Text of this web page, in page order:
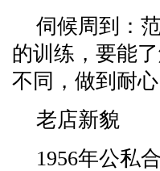
伺候周到：
的训练，要能
不同，做到耐
老店新貌
1956年公私